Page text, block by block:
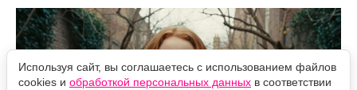
Используя сайт, вы соглашаетесь с использованием файлов
cookies и обработкой персональных данных в соответствии